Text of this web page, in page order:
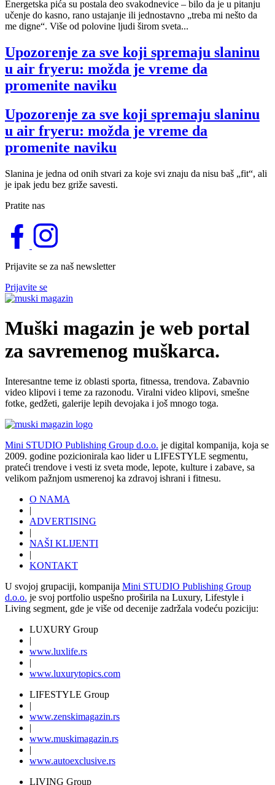
Energetska pića su postala deo svakodnevice – bilo da je u pitanju
učenje do kasno, rano ustajanje ili jednostavno „treba mi nešto da
me digne“. Više od polovine ljudi širom sveta...
Upozorenje za sve koji spremaju slaninu
u air fryeru: možda je vreme da
promenite naviku
Upozorenje za sve koji spremaju slaninu
u air fryeru: možda je vreme da
promenite naviku
Slanina je jedna od onih stvari za koje svi znaju da nisu baš „fit“, ali
je ipak jedu bez griže savesti.
Pratite nas
Prijavite se za naš newsletter
Prijavite se
Muški magazin je web portal
za savremenog muškarca.
Interesantne teme iz oblasti sporta, fitnessa, trendova. Zabavnio
video klipovi i teme za razonodu. Viralni video klipovi, smešne
fotke, gedžeti, galerije lepih devojaka i još mnogo toga.
Mini STUDIO Publishing Group d.o.o. je digital kompanija, koja se
2009. godine pozicionirala kao lider u LIFESTYLE segmentu,
prateći trendove i vesti iz sveta mode, lepote, kulture i zabave, sa
velikom pažnjom usmerenoj ka zdravoj ishrani i fitnesu.
O NAMA
|
ADVERTISING
|
NAŠI KLIJENTI
|
KONTAKT
U svojoj grupaciji, kompanija Mini STUDIO Publishing Group
d.o.o. je svoj portfolio uspešno proširila na Luxury, Lifestyle i
Living segment, gde je više od decenije zadržala vodeću poziciju:
LUXURY Group
|
www.luxlife.rs
|
www.luxurytopics.com
LIFESTYLE Group
|
www.zenskimagazin.rs
|
www.muskimagazin.rs
|
www.autoexclusive.rs
LIVING Group